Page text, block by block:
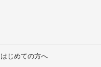
はじめての方へ